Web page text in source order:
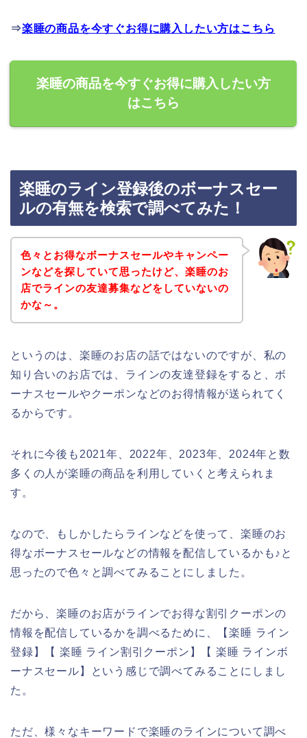
⇒楽睡の商品を今すぐお得に購入したい方はこちら
楽睡の商品を今すぐお得に購入したい方
はこちら
楽睡のライン登録後のボーナスセー
ルの有無を検索で調べてみた！
色々とお得なボーナスセールやキャンペー
ンなどを探していて思ったけど、楽睡のお
店でラインの友達募集などをしていないの
かな～。
というのは、楽睡のお店の話ではないのですが、私の
知り合いのお店では、ラインの友達登録をすると、ボ
ーナスセールやクーポンなどのお得情報が送られてく
るからです。
それに今後も2021年、2022年、2023年、2024年と数
多くの人が楽睡の商品を利用していくと考えられま
す。
なので、もしかしたらラインなどを使って、楽睡のお
得なボーナスセールなどの情報を配信しているかも♪と
思ったので色々と調べてみることにしました。
だから、楽睡のお店がラインでお得な割引クーポンの
情報を配信しているかを調べるために、【楽睡 ライン
登録】【 楽睡 ライン割引クーポン】【 楽睡 ラインボ
ーナスセール】という感じで調べてみることにしまし
た。
ただ、様々なキーワードで楽睡のラインについて調べ